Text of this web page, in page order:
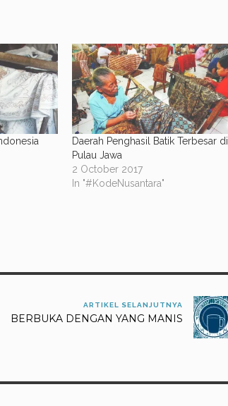
Daerah Penghasil Batik Terbesar di
Pulau Jawa
2 October 2017
In "#KodeNusantara"
ARTIKEL SELANJUTNYA
BERBUKA DENGAN YANG MANIS